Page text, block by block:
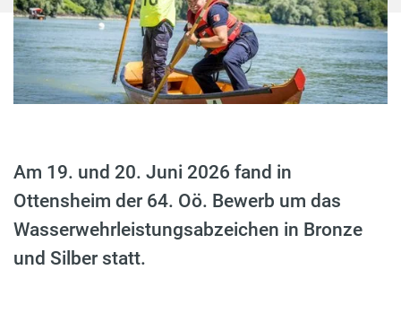
Am 19. und 20. Juni 2026 fand in
Ottensheim der 64. Oö. Bewerb um das
Wasserwehrleistungsabzeichen in Bronze
und Silber statt.